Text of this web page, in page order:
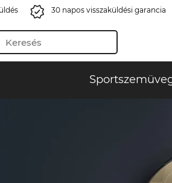
30 napos visszaküldési garancia